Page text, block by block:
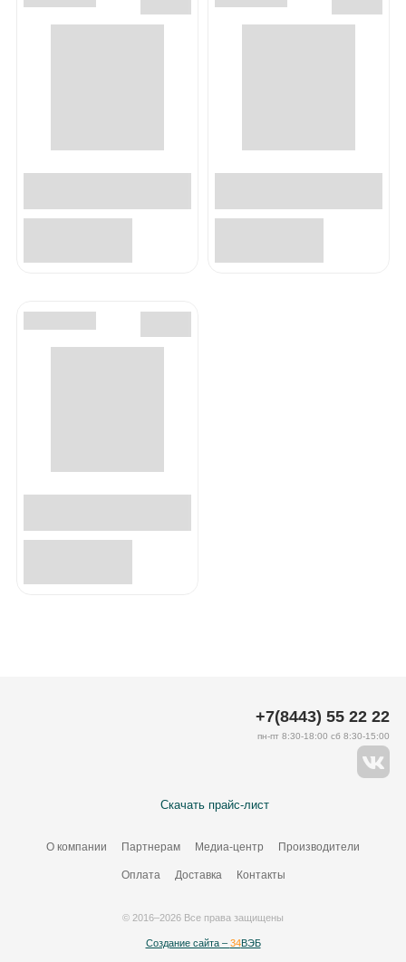
Скачать прайс-лист
О компании Партнерам Медиа-центр Производители
Оплата Доставка Контакты
+7(8443) 55 22 22
пн-пт 8:30-18:00 сб 8:30-15:00
© 2016–2026 Все права защищены
Создание сайта – 34ВЭБ